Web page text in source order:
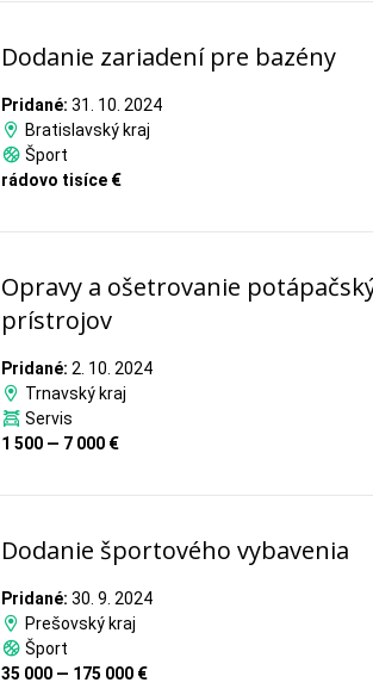
Dodanie zariadení pre bazény
Pridané: 31. 10. 2024
Bratislavský kraj
Šport
rádovo tisíce €
Opravy a ošetrovanie
prístrojov
Pridané: 2. 10. 2024
Trnavský kraj
Servis
1 500 — 7 000 €
Dodanie športového vybavenia
Pridané: 30. 9. 2024
Prešovský kraj
Šport
35 000 — 175 000 €